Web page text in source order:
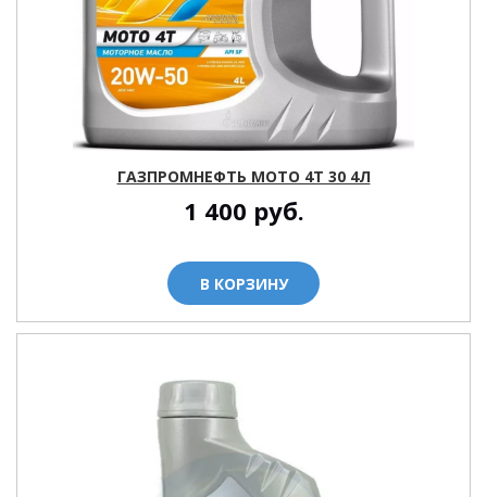
ГАЗПРОМНЕФТЬ МОТО 4T 30 4Л
1 400 руб.
В КОРЗИНУ